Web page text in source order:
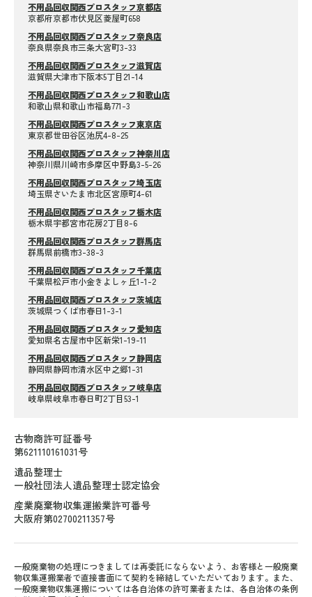
不用品回収関西プロスタッフ京都店
京都府京都市伏見区菱屋町658
不用品回収関西プロスタッフ奈良店
奈良県奈良市三条大宮町3-33
不用品回収関西プロスタッフ滋賀店
滋賀県大津市下阪本5丁目21-14
不用品回収関西プロスタッフ和歌山店
和歌山県和歌山市福島771-3
不用品回収関西プロスタッフ東京店
東京都世田谷区池尻4-8-25
不用品回収関西プロスタッフ神奈川店
神奈川県川崎市多摩区中野島3-5-26
不用品回収関西プロスタッフ埼玉店
埼玉県さいたま市北区宮原町4-61
不用品回収関西プロスタッフ栃木店
栃木県宇都宮市花房2丁目8-6
不用品回収関西プロスタッフ群馬店
群馬県前橋市3-38-3
不用品回収関西プロスタッフ千葉店
千葉県松戸市小金きよしヶ丘1-1-2
不用品回収関西プロスタッフ茨城店
茨城県つくば市春日1-3-1
不用品回収関西プロスタッフ愛知店
愛知県名古屋市中区新栄1-19-11
不用品回収関西プロスタッフ静岡店
静岡県静岡市清水区中之郷1-31
不用品回収関西プロスタッフ岐阜店
岐阜県岐阜市春日町2丁目53-1
古物商許可証番号
第621110161031号
遺品整理士
一般社団法人遺品整理士認定協会
産業廃棄物収集運搬業許可番号
大阪府第02700211357号
一般廃棄物の処理につきましては再委託にならないよう、お客様と一般廃棄
物収集運搬業者で直接書面にて契約を締結していただいております。また、
一般廃棄物収集運搬については各自治体の許可業者または、各自治体の条例